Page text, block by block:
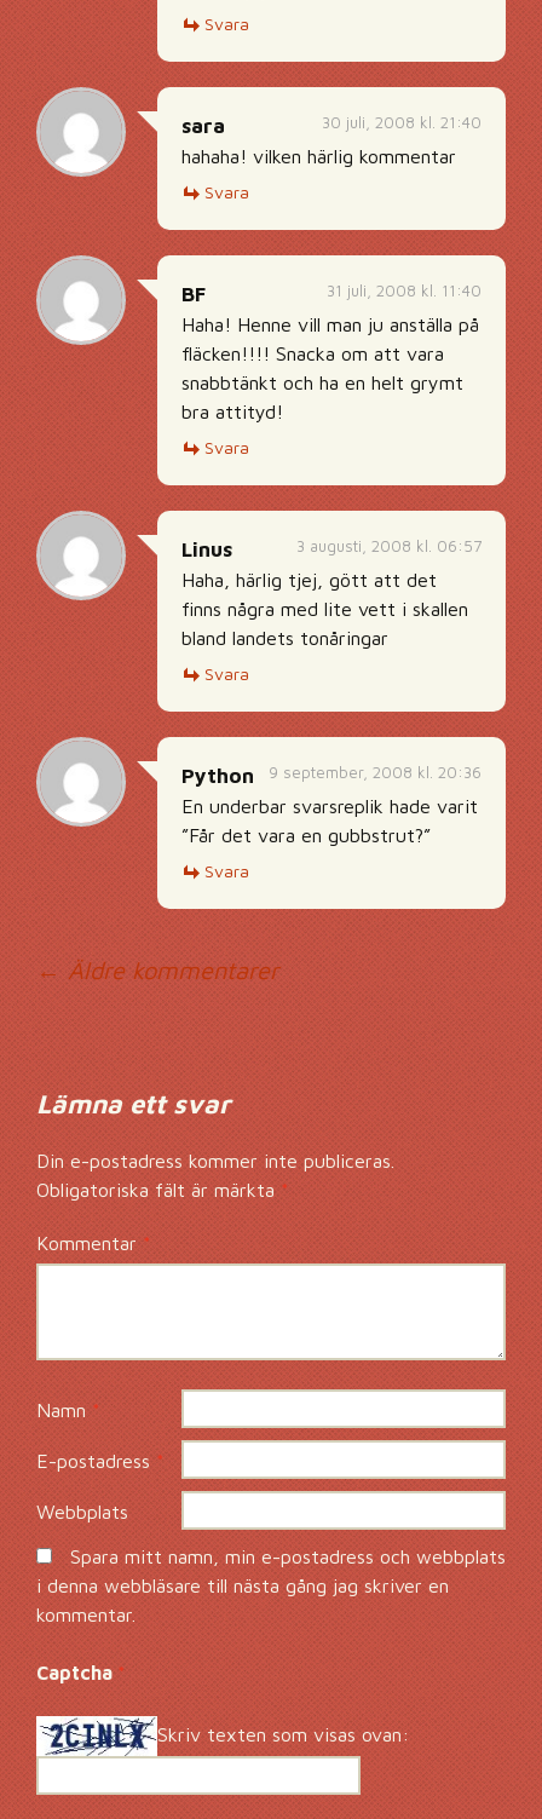
Svara
30 juli, 2008 kl. 21:40
sara
hahaha! vilken härlig kommentar
Svara
31 juli, 2008 kl. 11:40
BF
Haha! Henne vill man ju anställa på
fläcken!!!! Snacka om att vara
snabbtänkt och ha en helt grymt
bra attityd!
Svara
3 augusti, 2008 kl. 06:57
Linus
Haha, härlig tjej, gött att det
finns några med lite vett i skallen
bland landets tonåringar
Svara
9 september, 2008 kl. 20:36
Python
En underbar svarsreplik hade varit
”Får det vara en gubbstrut?”
Svara
← Äldre kommentarer
Lämna ett svar
Din e-postadress kommer inte publiceras.
Obligatoriska fält är märkta*
Kommentar*
Namn *
E-postadress*
Webbplats
Spara mitt namn, min e-postadress och webbplats
i denna webbläsare till nästa gång jag skriver en
kommentar.
Captcha*
Skriv texten som visas ovan: